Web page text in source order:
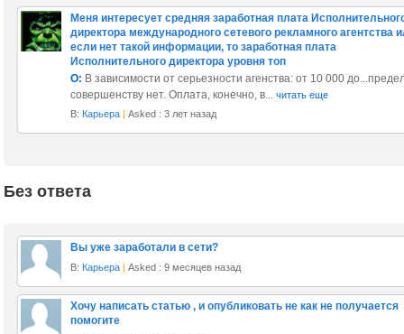
Меня интересует средняя заработная плата
директора международного сетевого рекламного агентства
если нет такой информации, то заработная плата
Исполнительного директора уровня топ
О: В зависимости от серьезности агенства: от 10 000
совершенству нет. Оплата, конечно, в... читать еще
В: Карьера | Asked : 3 лет назад
Без ответа
Вы уже заработали в сети?
В: Карьера | Asked : 9 месяцев назад
Хочу написать статью , и опубликовать не как не получается
помогите